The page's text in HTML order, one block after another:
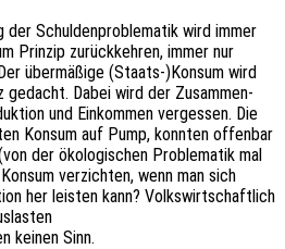
der Schul­den­pro­ble­ma­tik wird immer
Prin­zip zurück­keh­ren, immer nur
über­mä­ßi­ge (Staats-)Konsum wird
gedacht. Dabei wird der Zusam­men­
und Einkom­men verges­sen. Die
Konsum auf Pump, konn­ten offen­bar
der ökolo­gi­schen Proble­ma­tik mal
verzich­ten, wenn man sich
her leis­ten kann? Volks­wirt­schaft­lich
keinen Sinn.